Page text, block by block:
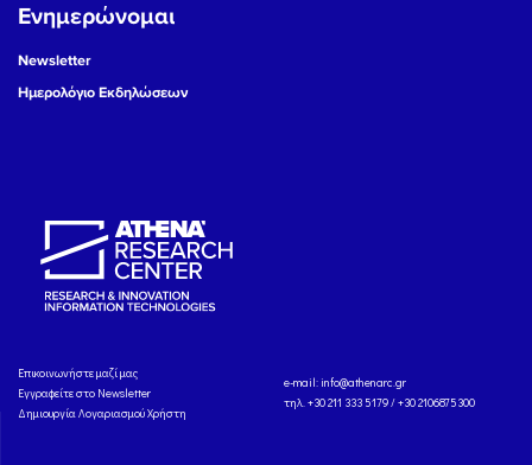
Ενημερώνομαι
Newsletter
Ημερολόγιο Εκδηλώσεων
Eπικοινωνήστε μαζί μας
Εγγραφείτε στο Newsletter
Δημιουργία Λογαριασμού Χρήστη
e-mail: info@athenarc.gr
τηλ. +30 211 333 5179 / +30 2106875300